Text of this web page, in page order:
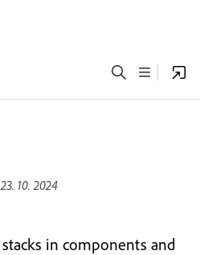
23. 10. 2024
in components and